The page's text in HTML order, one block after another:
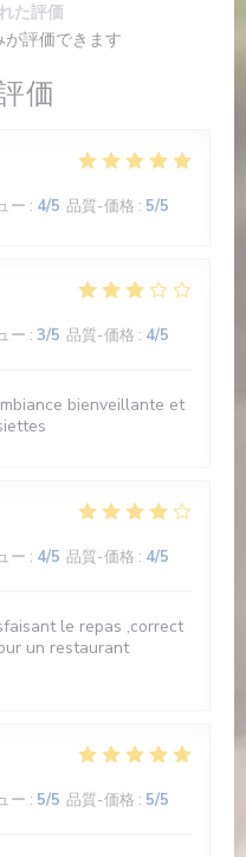
価
ー : 4/5 品質-価格 : 5/5
ー : 3/5 品質-価格 : 4/5
bienveillante et
ー : 4/5 品質-価格 : 4/5
le repas ,correct
un restaurant
ー : 5/5 品質-価格 : 5/5
た評価
評価できます